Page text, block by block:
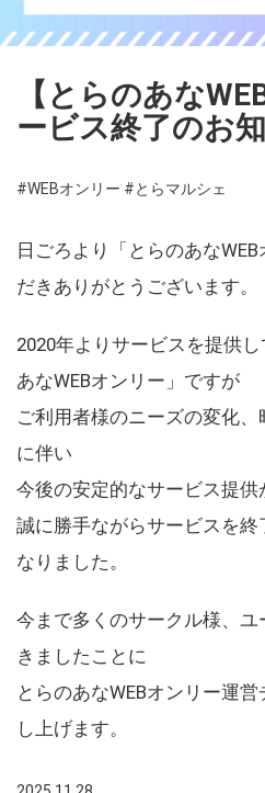
【とらのあな
ービス終了のお
#WEBオンリー #とらマルシェ
日ごろより「とらのあな
だきありがとうございます。
2020年よりサービスを提供
あなWEBオンリー」ですが
ご利用者様のニーズの変化
に伴い
今後の安定的なサービス提
誠に勝手ながらサービスを
なりました。
今まで多くのサークル様、
きましたことに
とらのあなWEBオンリー運
し上げます。